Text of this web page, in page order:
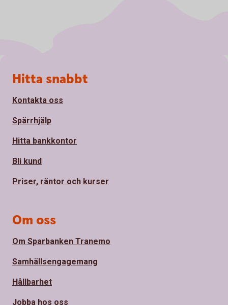
Sidfot
Hitta snabbt
Kontakta oss
Spärrhjälp
Hitta bankkontor
Bli kund
Priser, räntor och kurser
Om oss
Om Sparbanken Tranemo
Samhällsengagemang
Hållbarhet
Jobba hos oss